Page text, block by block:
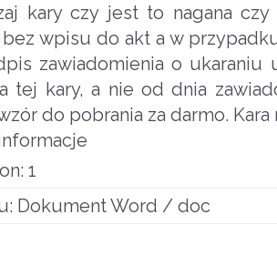
kary czy jest to nagana
wpisu do akt a w
zawiadomienia o
tej kary, a nie od dnia
do pobrania za darmo.
1
Dokument Word / doc